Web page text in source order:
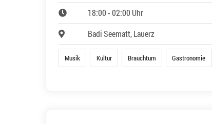
18:00 - 02:00 Uhr
Badi Seematt, Lauerz
Musik Kultur Brauchtum Gastronomie